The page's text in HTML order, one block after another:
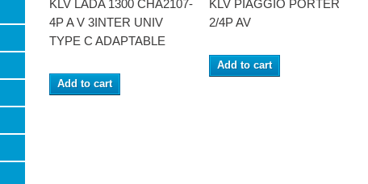
KLV LADA 1300 CHA2107-
4P A V 3INTER UNIV
TYPE C ADAPTABLE
Add to cart
KLV PIAGGIO PORTER
2/4P AV
Add to cart